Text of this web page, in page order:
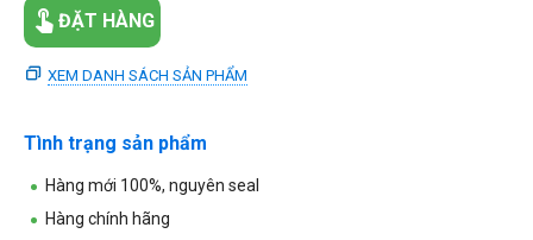
ĐẶT HÀNG
XEM DANH SÁCH SẢN PHẨM
Tình trạng sản phẩm
Hàng mới 100%, nguyên seal
Hàng chính hãng